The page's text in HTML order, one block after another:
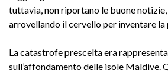
tuttavia, non riportano le buone notizie,
arrovellando il cervello per inventare la
La catastrofe prescelta era
sull’affondamento delle isole Maldive.